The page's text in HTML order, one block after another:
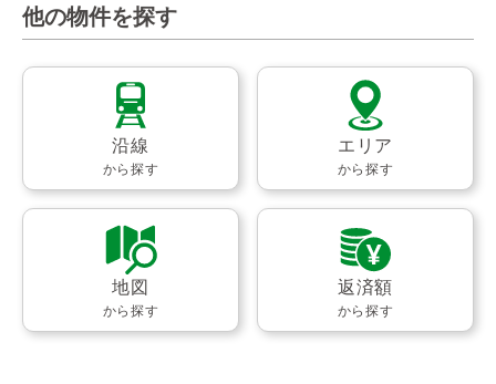
他の物件を探す
沿線
から探す
エリア
から探す
地図
から探す
返済額
から探す